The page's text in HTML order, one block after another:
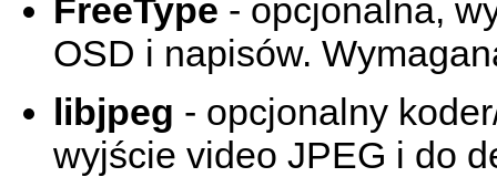
FreeType - opcjonalna,
OSD i napisów.
libjpeg - opcjonalny
wyjście video JPEG i do